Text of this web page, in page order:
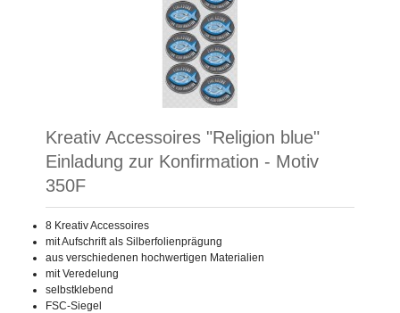
Kreativ Accessoires "Religion blue"
Einladung zur Konfirmation - Motiv
350F
8 Kreativ Accessoires
mit Aufschrift als Silberfolienprägung
aus verschiedenen hochwertigen Materialien
mit Veredelung
selbstklebend
FSC-Siegel